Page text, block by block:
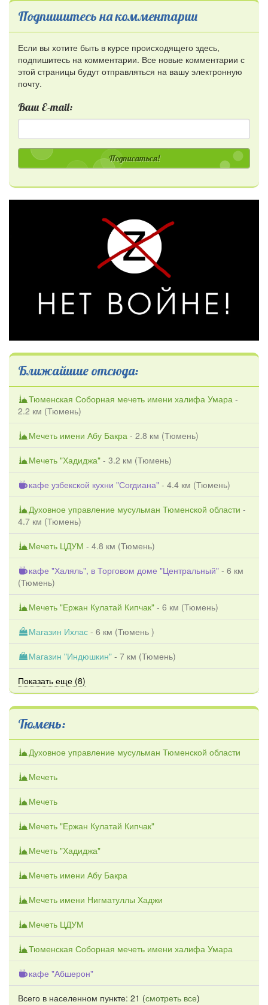
Подпишитесь на комментарии
Если вы хотите быть в курсе происходящего здесь,
подпишитесь на комментарии. Все новые комментарии с
этой страницы будут отправляться на вашу электронную
почту.
Ваш E-mail:
Подписаться!
Ближайшие отсюда:
Тюменская Соборная мечеть имени халифа Умара -
2.2 км (Тюмень)
Мечеть имени Абу Бакра - 2.8 км (Тюмень)
Мечеть "Хадиджа" - 3.2 км (Тюмень)
кафе узбекской кухни "Согдиана" - 4.4 км (Тюмень)
Духовное управление мусульман Тюменской области -
4.7 км (Тюмень)
Мечеть ЦДУМ - 4.8 км (Тюмень)
кафе "Халяль", в Торговом доме "Центральный" - 6 км
(Тюмень)
Мечеть "Ержан Кулатай Кипчак" - 6 км (Тюмень)
Магазин Ихлас - 6 км (Тюмень )
Магазин "Индюшкин" - 7 км (Тюмень)
Показать еще (8)
Тюмень:
Духовное управление мусульман Тюменской области
Мечеть
Мечеть
Мечеть "Ержан Кулатай Кипчак"
Мечеть "Хадиджа"
Мечеть имени Абу Бакра
Мечеть имени Нигматуллы Хаджи
Мечеть ЦДУМ
Тюменская Соборная мечеть имени халифа Умара
кафе "Абшерон"
Всего в населенном пункте: 21 (смотреть все)